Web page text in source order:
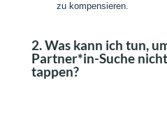
zu kompensieren.
2. Was kann ich tun,
Partner*in-Suche
tappen?